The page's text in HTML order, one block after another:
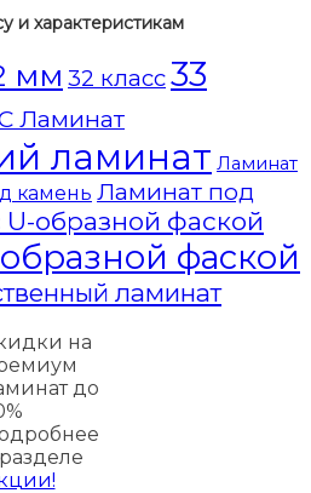
и характеристикам
мм 32 класс33
Ламинат
ламинат Ламинат
камень Ламинат под
образной фаской
фаской
ламинат
на
до